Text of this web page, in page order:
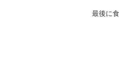
最後に